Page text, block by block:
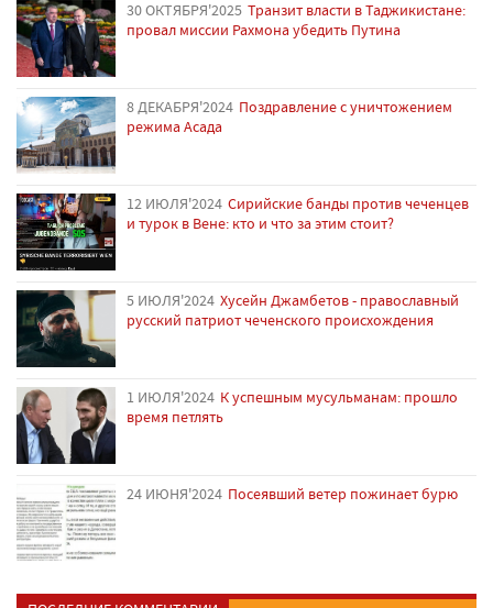
30 ОКТЯБРЯ'2025 Транзит власти в Таджикистане:
провал миссии Рахмона убедить Путина
8 ДЕКАБРЯ'2024 Поздравление с уничтожением
режима Асада
12 ИЮЛЯ'2024 Сирийские банды против чеченцев
и турок в Вене: кто и что за этим стоит?
5 ИЮЛЯ'2024 Хусейн Джамбетов - православный
русский патриот чеченского происхождения
1 ИЮЛЯ'2024 К успешным мусульманам: прошло
время петлять
24 ИЮНЯ'2024 Посеявший ветер пожинает бурю